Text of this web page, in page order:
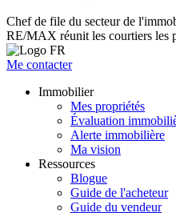
Chef de file du secteur de
RE/MAX réunit les courtiers les
Me contacter
Immobilier
Mes propriétés
Évaluation
Alerte immobilière
Ma vision
Ressources
Blogue
Guide de l'acheteur
Guide du vendeur